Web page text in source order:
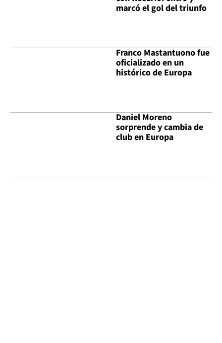
marcó el gol del triunfo
Franco Mastantuono fue
oficializado en un
histórico de Europa
Daniel Moreno
sorprende y cambia de
club en Europa